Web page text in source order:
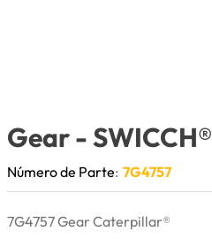
Gear- SWICCH®
Número de Parte: 7G4757
7G4757 Gear Caterpillar®